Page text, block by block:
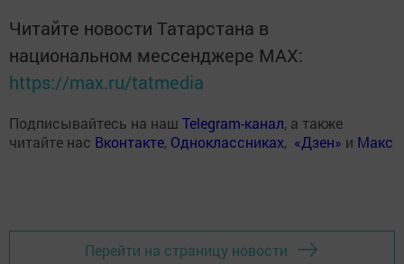
Читайте новости Татарстана в
национальном мессенджере MАХ:
https://max.ru/tatmedia
Подписывайтесь на наш Telegram-канал, а также
читайте нас Вконтакте, Одноклассниках, «Дзен» и Макс
Перейти на страницу новости